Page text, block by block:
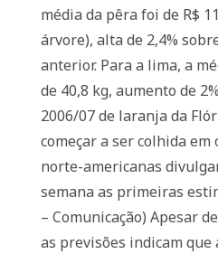
média da pêra foi de R$
árvore), alta de 2,4%
anterior. Para a lima, a
de 40,8 kg, aumento de
2006/07 de laranja da
começar a ser colhida
norte-americanas
semana as primeiras
– Comunicação) Apesar
as previsões indicam que